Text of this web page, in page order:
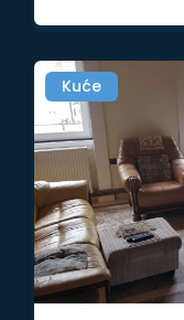
Kuće